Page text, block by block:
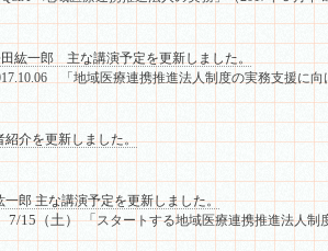
紘一郎 主な講演予定を更新しました。
「地域医療連携推進法人制度の実務支援に向
紹介を更新しました。
一郎 主な講演予定を更新しました。
（土） 「スタートする地域医療連携推進法人